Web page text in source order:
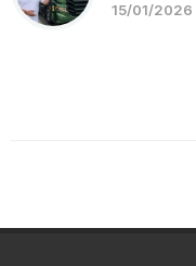
15/01/2026